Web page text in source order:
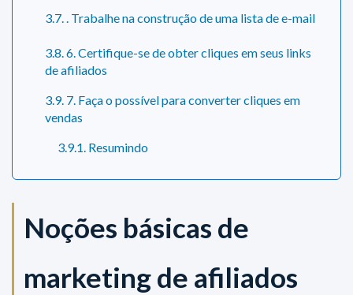
3.7. . Trabalhe na construção de uma lista de e-mail
3.8. 6. Certifique-se de obter cliques em seus links
de afiliados
3.9. 7. Faça o possível para converter cliques em
vendas
3.9.1. Resumindo
Noções básicas de
marketing de afiliados